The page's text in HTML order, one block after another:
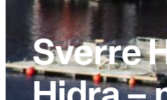
Sverre